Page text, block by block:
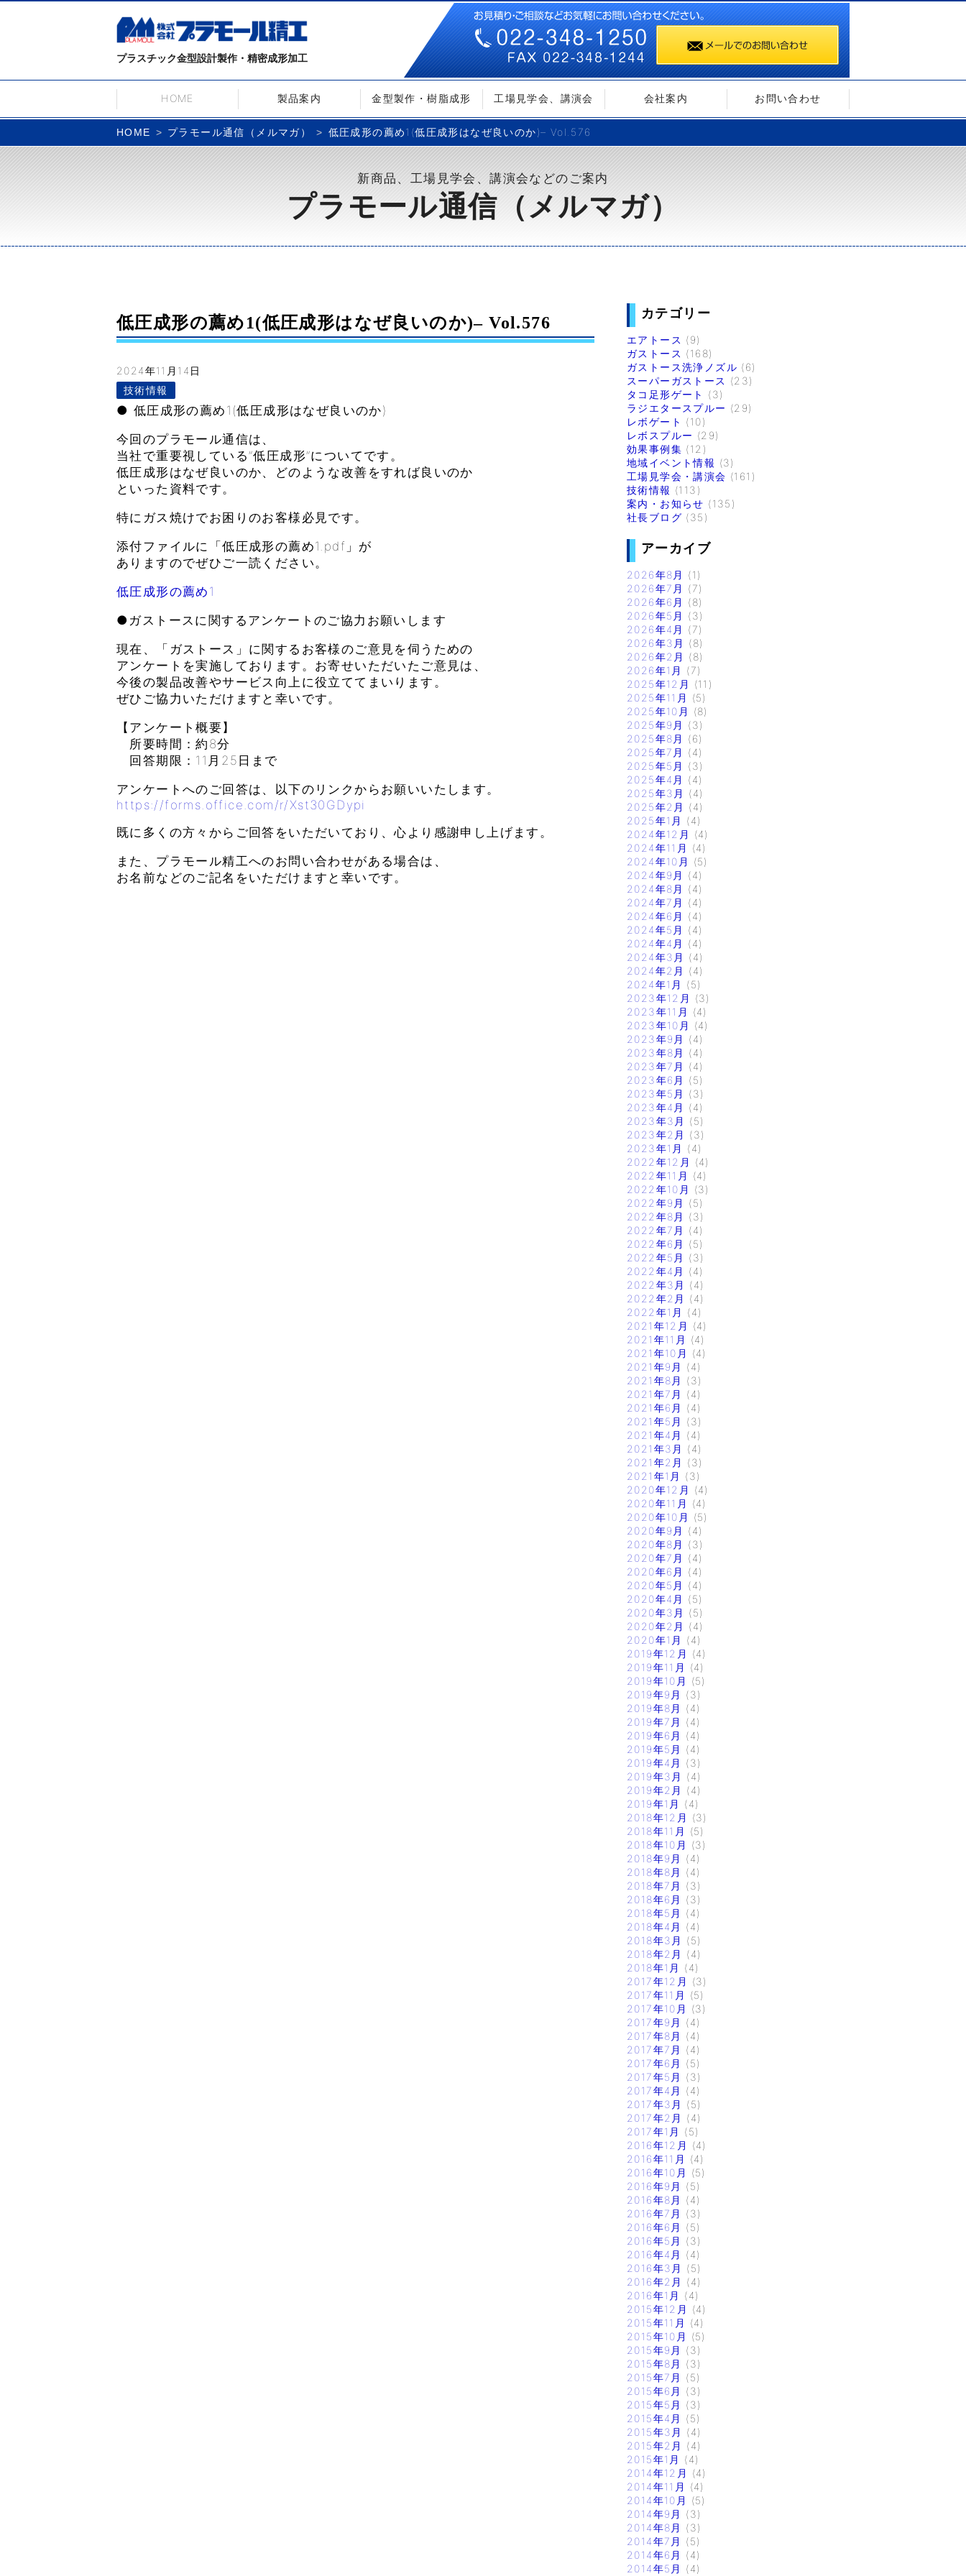
プラスチック金型設計製作・精密成形加工
HOME 製品案内 金型製作・樹脂成形 工場見学会、講演会 会社案内 お問い合わせ
HOME プラモール通信（メルマガ） 低圧成形の薦め1(低圧成形はなぜ良いのか)– Vol.576
新商品、工場見学会、講演会などのご案内
プラモール通信（メルマガ）
低圧成形の薦め1(低圧成形はなぜ良いのか)– Vol.576
2024年11月14日
技術情報
● 低圧成形の薦め1(低圧成形はなぜ良いのか)
今回のプラモール通信は、
当社で重要視している”低圧成形”についてです。
低圧成形はなぜ良いのか、どのような改善をすれば良いのか
といった資料です。
特にガス焼けでお困りのお客様必見です。
添付ファイルに「低圧成形の薦め1.pdf」が
ありますのでぜひご一読ください。
低圧成形の薦め1
●ガストースに関するアンケートのご協力お願いします
現在、「ガストース」に関するお客様のご意見を伺うための
アンケートを実施しております。お寄せいただいたご意見は、
今後の製品改善やサービス向上に役立ててまいります。
ぜひご協力いただけますと幸いです。
【アンケート概要】
所要時間：約8分
回答期限：11月25日まで
アンケートへのご回答は、以下のリンクからお願いいたします。
https://forms.office.com/r/Xst30GDypi
既に多くの方々からご回答をいただいており、心より感謝申し上げます。
また、プラモール精工へのお問い合わせがある場合は、
お名前などのご記名をいただけますと幸いです。
カテゴリー
エアトース (9)
ガストース (168)
ガストース洗浄ノズル (6)
スーパーガストース (23)
タコ足形ゲート
(3)
ラジエタースプルー (29)
レボゲート (10)
レボスプルー (29)
効果事例集 (12)
地域イベント情報 (3)
工場見学会・講演会 (161)
技術情報 (113)
案内・お知らせ (135)
社長ブログ (35)
アーカイブ
2026年8月
(1)
2026年7月
(7)
2026年6月
(8)
2026年5月
(3)
2026年4月
(7)
2026年3月
(8)
2026年2月
(8)
2026年1月
(7)
2025年12月
(11)
2025年11月
(5)
2025年10月
(8)
2025年9月
(3)
2025年8月
(6)
2025年7月
(4)
2025年5月
(3)
2025年4月
(4)
2025年3月
(4)
2025年2月
(4)
2025年1月
(4)
2024年12月
(4)
2024年11月
(4)
2024年10月
(5)
2024年9月
(4)
2024年8月
(4)
2024年7月
(4)
2024年6月
(4)
2024年5月
(4)
2024年4月
(4)
2024年3月
(4)
2024年2月
(4)
2024年1月
(5)
2023年12月
(3)
2023年11月
(4)
2023年10月
(4)
2023年9月
(4)
2023年8月
(4)
2023年7月
(4)
2023年6月
(5)
2023年5月
(3)
2023年4月
(4)
2023年3月
(5)
2023年2月
(3)
2023年1月
(4)
2022年12月
(4)
2022年11月
(4)
2022年10月
(3)
2022年9月
(5)
2022年8月
(3)
2022年7月
(4)
2022年6月
(5)
2022年5月
(3)
2022年4月
(4)
2022年3月
(4)
2022年2月
(4)
2022年1月
(4)
2021年12月
(4)
2021年11月
(4)
2021年10月
(4)
2021年9月
(4)
2021年8月
(3)
2021年7月
(4)
2021年6月
(4)
2021年5月
(3)
2021年4月
(4)
2021年3月
(4)
2021年2月
(3)
2021年1月
(3)
2020年12月
(4)
2020年11月
(4)
2020年10月
(5)
2020年9月
(4)
2020年8月
(3)
2020年7月
(4)
2020年6月
(4)
2020年5月
(4)
2020年4月
(5)
2020年3月
(5)
2020年2月
(4)
2020年1月
(4)
2019年12月
(4)
2019年11月
(4)
2019年10月
(5)
2019年9月
(3)
2019年8月
(4)
2019年7月
(4)
2019年6月
(4)
2019年5月
(4)
2019年4月
(3)
2019年3月
(4)
2019年2月
(4)
2019年1月
(4)
2018年12月
(3)
2018年11月
(5)
2018年10月
(3)
2018年9月
(4)
2018年8月
(4)
2018年7月
(3)
2018年6月
(3)
2018年5月
(4)
2018年4月
(4)
2018年3月
(5)
2018年2月
(4)
2018年1月
(4)
2017年12月
(3)
2017年11月
(5)
2017年10月
(3)
2017年9月
(4)
2017年8月
(4)
2017年7月
(4)
2017年6月
(5)
2017年5月
(3)
2017年4月
(4)
2017年3月
(5)
2017年2月
(4)
2017年1月
(5)
2016年12月
(4)
2016年11月
(4)
2016年10月
(5)
2016年9月
(5)
2016年8月
(4)
2016年7月
(3)
2016年6月
(5)
2016年5月
(3)
2016年4月
(4)
2016年3月
(5)
2016年2月
(4)
2016年1月
(4)
2015年12月
(4)
2015年11月
(4)
2015年10月
(5)
2015年9月
(3)
2015年8月
(3)
2015年7月
(5)
2015年6月
(3)
2015年5月
(3)
2015年4月
(5)
2015年3月
(4)
2015年2月
(4)
2015年1月
(4)
2014年12月
(4)
2014年11月
(4)
2014年10月
(5)
2014年9月
(3)
2014年8月
(3)
2014年7月
(5)
2014年6月
(4)
2014年5月
(4)